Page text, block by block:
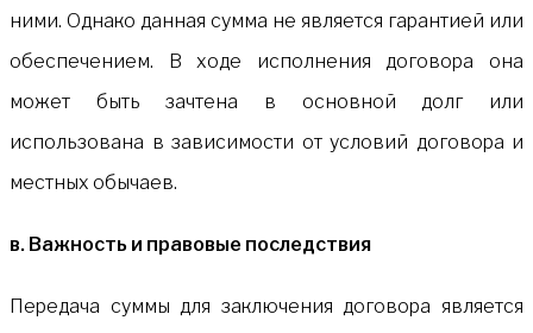
ними. Однако данная сумма не является гарантией или
обеспечением. В ходе исполнения договора она
может быть зачтена в основной долг или
использована в зависимости от условий договора и
местных обычаев.
в. Важность и правовые последствия
Передача суммы для заключения договора является